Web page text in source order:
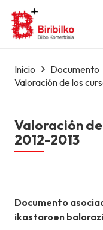
Inicio
Documento
Valoración de los
Valoración
2012-2013
Documento
ikastaroen